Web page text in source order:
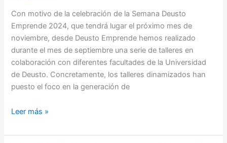
Con motivo de la celebración de la Semana Deusto
Emprende 2024, que tendrá lugar el próximo mes de
noviembre, desde Deusto Emprende hemos realizado
durante el mes de septiembre una serie de talleres en
colaboración con diferentes facultades de la Universidad
de Deusto. Concretamente, los talleres dinamizados han
puesto el foco en la generación de
Leer más »